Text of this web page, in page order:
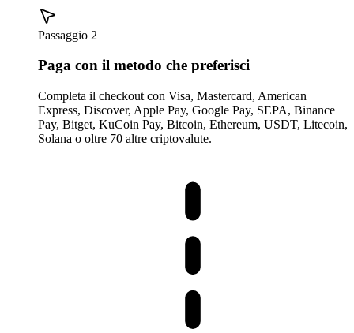
Passaggio 2
Paga con il metodo che preferisci
Completa il checkout con Visa, Mastercard, American
Express, Discover, Apple Pay, Google Pay, SEPA, Binance
Pay, Bitget, KuCoin Pay, Bitcoin, Ethereum, USDT, Litecoin,
Solana o oltre 70 altre criptovalute.